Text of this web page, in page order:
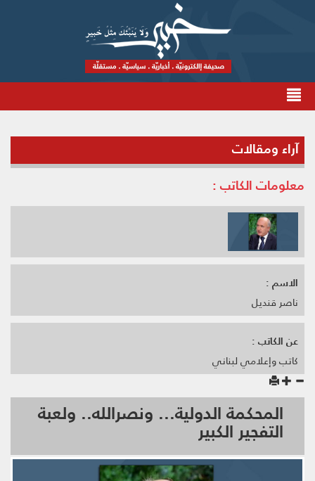
آراء ومقالات
معلومات الكاتب :
الاسم :
ناصر قنديل
عن الكاتب :
كاتب وإعلامي لبناني
المحكمة الدولية... ونصرالله.. ولعبة
التفجير الكبير